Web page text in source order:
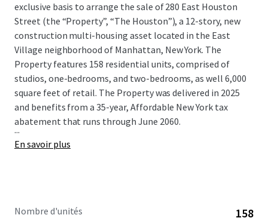
exclusive basis to arrange the sale of 280 East Houston
Street (the “Property”, “The Houston”), a 12-story, new
construction multi-housing asset located in the East
Village neighborhood of Manhattan, New York. The
Property features 158 residential units, comprised of
studios, one-bedrooms, and two-bedrooms, as well 6,000
square feet of retail. The Property was delivered in 2025
and benefits from a 35-year, Affordable New York tax
abatement that runs through June 2060.
...
En savoir plus
Nombre d'unités 158